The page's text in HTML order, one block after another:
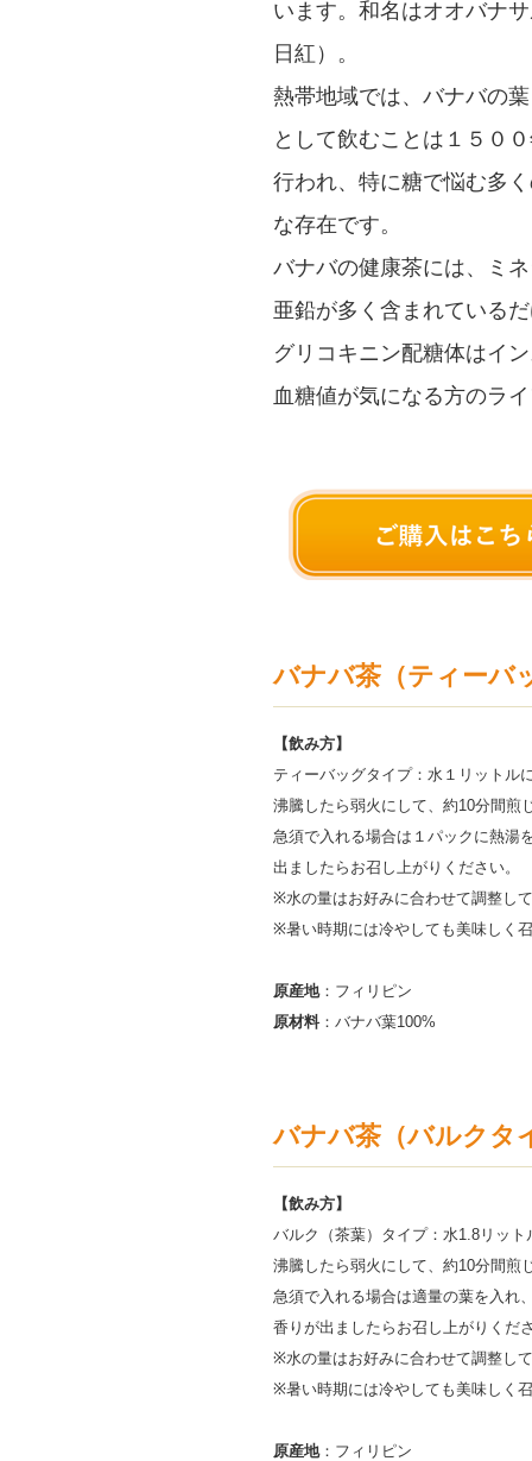
います。和名はオオバナ
日紅）。
熱帯地域では、バナバの
として飲むことは１５０
行われ、特に糖で悩む多
な存在です。
バナバの健康茶には、ミ
亜鉛が多く含まれている
グリコキニン配糖体はイ
血糖値が気になる方のラ
バナバ茶（ティーバ
【飲み方】
ティーバッグタイプ：水１リットル
沸騰したら弱火にして、約10分間煎
急須で入れる場合は１パックに熱湯
出ましたらお召し上がりください。
※水の量はお好みに合わせて調整し
※暑い時期には冷やしても美味しく
原産地：フィリピン
原材料：バナバ葉100%
バナバ茶（バルクタ
【飲み方】
バルク（茶葉）タイプ：水1.8リッ
沸騰したら弱火にして、約10分間煎
急須で入れる場合は適量の葉を入れ
香りが出ましたらお召し上がりくだ
※水の量はお好みに合わせて調整し
※暑い時期には冷やしても美味しく
原産地：フィリピン